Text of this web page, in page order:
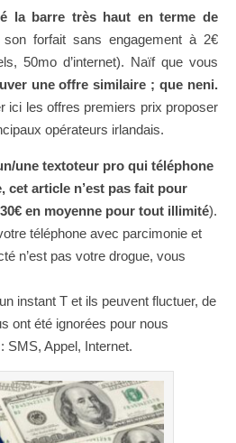
la barre très haut en terme de
son forfait sans engagement à 2€
50mo d’internet). Naïf que vous
une offre similaire ; que neni.
ici les offres premiers prix proposer
opérateurs irlandais.
une textoteur pro qui téléphone
cet article n’est pas fait pour
en moyenne pour tout illimité).
téléphone avec parcimonie et
n’est pas votre drogue, vous
instant T et ils peuvent fluctuer, de
ont été ignorées pour nous
SMS, Appel, Internet.